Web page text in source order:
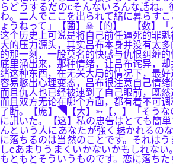
らどうするだのcそんないろんな話ね。
わ。二人でここを出られて緒に暮らす
ょうねって」【菌】☠【的】┄【数】
这个历史上可说是将自己前任逼死的罪
大的压力源头，其实吕布本身并没有太
的那一刻，一股莫名的快感与仇恨纠缠
底里涌出来，那种情绪，让吕布诧异，
绪这种东西，在无关大局的情况下，最
容易憋出心理变态，吕布很注意自己情绪
而且仇人也已经被逮到了自己眼前，既然
而且双方无论在哪个方面，都有着不可
了断。【庞】◥【大】➳【，】「そうな
に訊いた。【这】私の忠告はとても簡
んという人にあなたが強く魅かれるの
に落ちるのは当然のことです。それは
しcあまりうまくいかないかもしれない
もともとそういうものです。恋に落ち